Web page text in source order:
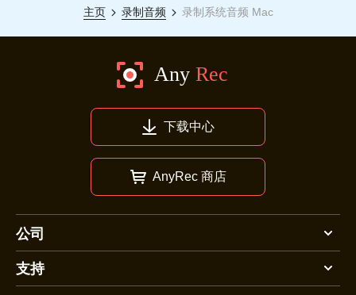
主页 录制音频 录制系统音频 Mac
下载中心
AnyRec 商店
公司
支持